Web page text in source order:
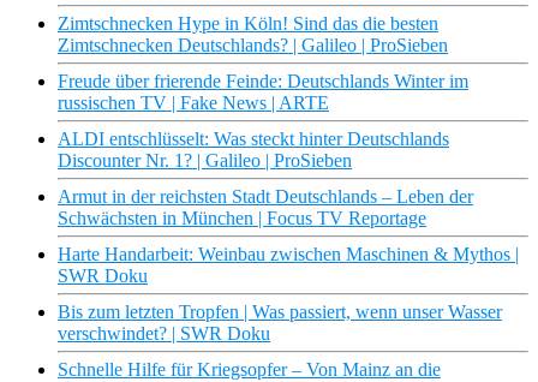
Zimtschnecken Hype in Köln! Sind das die besten
Zimtschnecken Deutschlands? | Galileo | ProSieben
Freude über frierende Feinde: Deutschlands Winter im
russischen TV | Fake News | ARTE
ALDI entschlüsselt: Was steckt hinter Deutschlands
Discounter Nr. 1? | Galileo | ProSieben
Armut in der reichsten Stadt Deutschlands – Leben der
Schwächsten in München | Focus TV Reportage
Harte Handarbeit: Weinbau zwischen Maschinen & Mythos |
SWR Doku
Bis zum letzten Tropfen | Was passiert, wenn unser Wasser
verschwindet? | SWR Doku
Schnelle Hilfe für Kriegsopfer – Von Mainz an die